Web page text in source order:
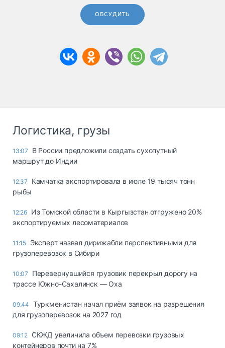
ОБСУДИТЬ
Логистика, грузы
13:07
В России предложили создать сухопутный
маршрут до Индии
12:37
Камчатка экспортировала в июле 19 тысяч тонн
рыбы
12:26 Из Томской области в Кыргызстан отгружено 20%
экспортируемых лесоматериалов
11:15 Эксперт назвал дирижабли перспективными для
грузоперевозок в Сибири
10:07
Перевернувшийся грузовик перекрыл дорогу на
трассе Южно-Сахалинск — Оха
09:44 Туркменистан начал приём заявок на разрешения
для грузоперевозок на 2027 год
09:12 СКЖД увеличила объем перевозки грузовых
контейнеров почти на 7%